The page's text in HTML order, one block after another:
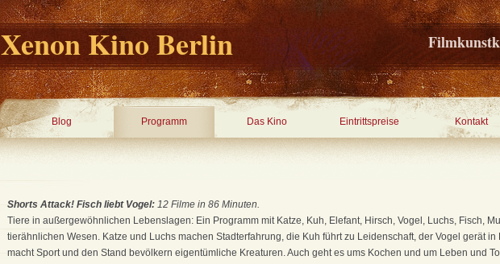
Xenon Kino Berlin
Blog Programm Das Kino Eintrittspreise Kontakt
Shorts Attack! Fisch liebt Vogel: 12 Filme in 86 Minuten.
Tiere in außergewöhnlichen Lebenslagen: Ein Programm mit Katze, Kuh, Elefant, Hirsch, Vogel, Luchs, Fisch,
tierähnlichen Wesen. Katze und Luchs machen Stadterfahrung, die Kuh führt zu Leidenschaft, der Vogel gerät in
macht Sport und den Stand bevölkern eigentümliche Kreaturen. Auch geht es ums Kochen und um Leben und